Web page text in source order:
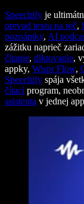
Speechify je
prevod textu na reč,
poznámky, AI
zážitku naprieč
čítanie, diktovanie,
appky, Wispr Flow,
Speechify spája
čítacíprogram,
asistenta v jednej